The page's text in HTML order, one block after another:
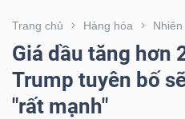
Trang chủ Hàng hóa Nhiên
Giá dầu tăng hơn
Trump tuyên bố
"rất mạnh"
CHỨNG
KHOÁN